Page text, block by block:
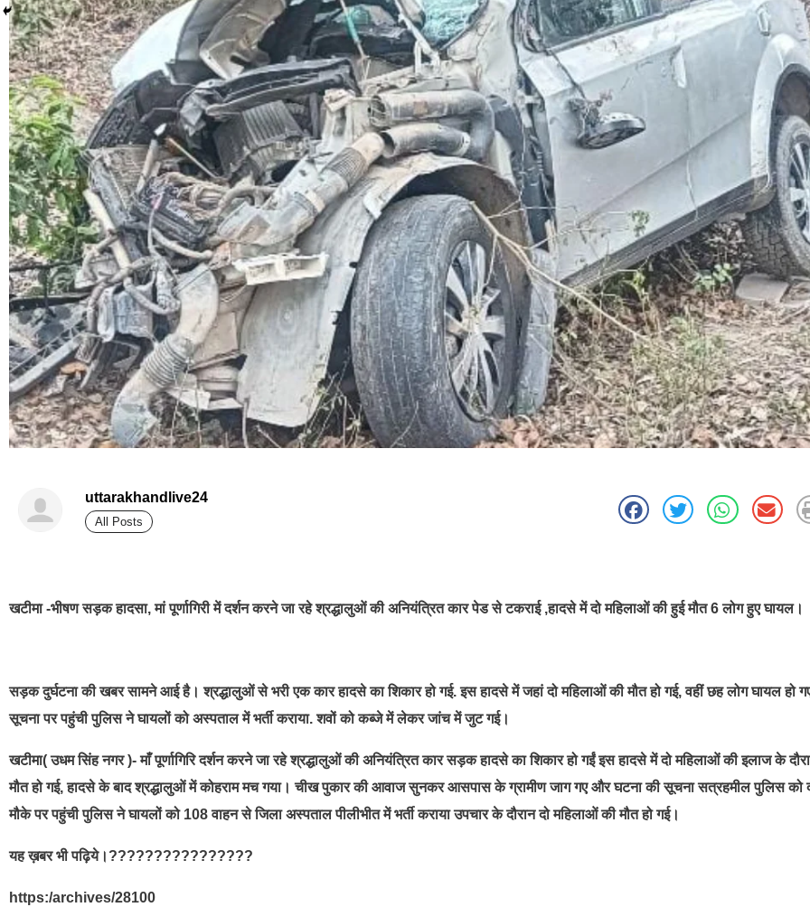
uttarakhandlive24
All Posts
खटीमा -भीषण सड़क हादसा,मां पूर्णागिरी में दर्शन करने जा रहे श्रद्धालुओं की अनियंत्रित कार पेड से टकराई ,हादसे में दो महिलाओं की हुई मौत 6लोग हुए घायल।
सड़क दुर्घटना की खबर सामने आई है। श्रद्धालुओं से भरी एक कार हादसे का शिकार हो गई. इस हादसे में जहां दो महिलाओं की मौत हो गई, वहीं छह लोग घायल हो
सूचना पर पहुंची पुलिस ने घायलों को अस्पताल में भर्ती कराया. शवों को कब्जे में लेकर जांच में जुट गई।
खटीमा( उधम सिंह नगर )- माँ पूर्णागिरि दर्शन करने जा रहे श्रद्धालुओं की अनियंत्रित कार सड़क हादसे का शिकार हो गईं इस हादसे में दो महिलाओं की इलाज के
मौत हो गई, हादसे के बाद श्रद्धालुओं में कोहराम मच गया। चीख पुकार की आवाज सुनकर आसपास के ग्रामीण जाग गए और घटना की सूचना सत्रहमील पुलिस को
मौके पर पहुंची पुलिस ने घायलों को 108 वाहन से जिला अस्पताल पीलीभीत में भर्ती कराया उपचार के दौरान दो महिलाओं की मौत हो गई।
यह ख़बर भी पढ़िये।????????????????
https:/archives/28100